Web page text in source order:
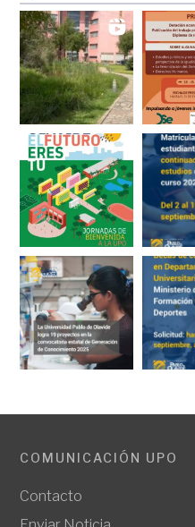
COMUNICACIÓN UPO
Contacto